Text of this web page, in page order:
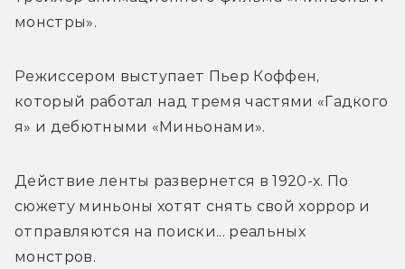
монстры».
Режиссером выступает Пьер Коффен,
который работал над тремя частями «Гадкого
я» и дебютными «Миньонами».
Действие ленты развернется в 1920-х. По
сюжету миньоны хотят снять свой хоррор и
отправляются на поиски... реальных
монстров.